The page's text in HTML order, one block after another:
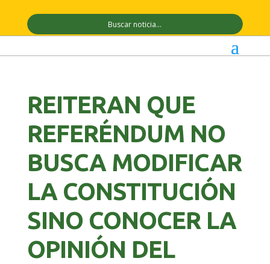
REITERAN QUE
REFERÉNDUM NO
BUSCA MODIFICAR
LA CONSTITUCIÓN
SINO CONOCER LA
OPINIÓN DEL